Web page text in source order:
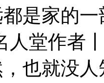
是家的
人堂作者
也就没